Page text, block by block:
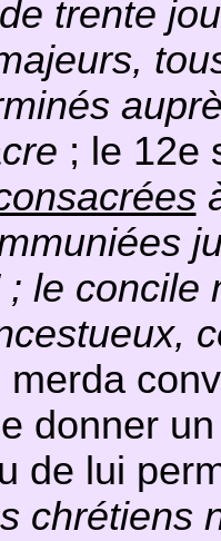
trente
; le 12e
le concile
merda
donner
de lui
chrétiens